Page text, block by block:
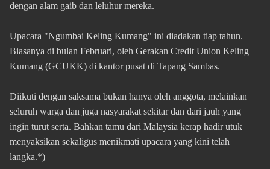
dengan alam gaib dan leluhur mereka.
Upacara "Ngumbai Keling Kumang" ini diadakan tiap tahun.
Biasanya di bulan Februari, oleh Gerakan Credit Union Keling
Kumang (GCUKK) di kantor pusat di Tapang Sambas.
Diikuti dengan saksama bukan hanya oleh anggota, melainkan
seluruh warga dan juga nasyarakat sekitar dan dari jauh yang
ingin turut serta. Bahkan tamu dari Malaysia kerap hadir utuk
menyaksikan sekaligus menikmati upacara yang kini telah
langka.*)